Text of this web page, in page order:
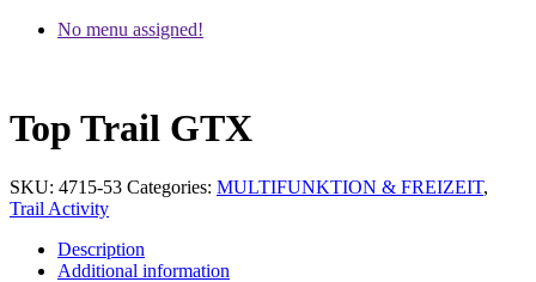
No menu assigned!
Top Trail GTX
SKU: 4715-53 Categories: MULTIFUNKTION & FREIZEIT,
Trail Activity
Description
Additional information